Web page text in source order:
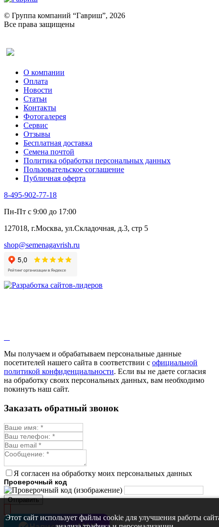
Ревень
Рукола
Рута
Тмин
Трава для чая
Туласи
Укроп
Фенхель пряный
Хризантема овощная
Цикорий пряный
Цикорий салатный (Витлуф)
Черемша
Шпинат
Щавель
Эндивий
Эстрагон
Алтей
Анис
Бессмертник
Валериана
Валерианелла
Гибискус лекарственный
Девясил
Душица
Змееголовник
Мыльнянка
Мята
Овсяный корень
Огуречная трава
Пустырник
Репешок
Синюха
Смесь лекарственных
Стевия
Тимьян ползучий (чабрец)
Фенхель лекарственный
Цикорий лекарственный
Череда лекарственная
Чернокорень
© Группа компаний “Гавриш”, 2026
Все права защищены
О компании
Оплата
Новости
Статьи
Контакты
Фотогалерея​
Сервис
Отзывы
Бесплатная доставка
Семена почтой
Политика обработки персональных данных
Пользовательское соглашение
Публичная оферта
8-495-902-77-18
Пн-Пт с 9:00 до 17:00
127018, г.Москва, ул.Складочная, д.3, стр 5
shop@semenagavrish.ru
Мы получаем и обрабатываем персональные данные
посетителей нашего сайта в соответствии с официальной
политикой конфиденциальности. Если вы не даете согласия
на обработку своих персональных данных, вам необходимо
покинуть наш сайт.
Этот сайт использует файлы cookie для улучшения работы
Заказать обратный звонок
Я согласен на обработку моих персональных данных
Проверочный код
Отправить